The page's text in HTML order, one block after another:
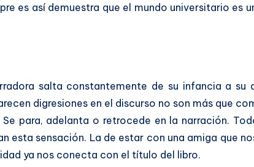
es así demuestra que el mundo universitario es
salta constantemente de su infancia a
digresiones en el discurso no son más que
para, adelanta o retrocede en la narración.
esta sensación. La de estar con una amiga que
ya nos conecta con el título del libro.